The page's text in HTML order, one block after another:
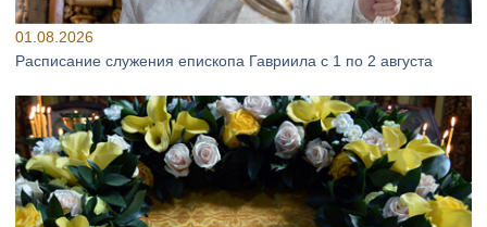
01.08.2026
Расписание служения епископа Гавриила с 1 по 2 августа